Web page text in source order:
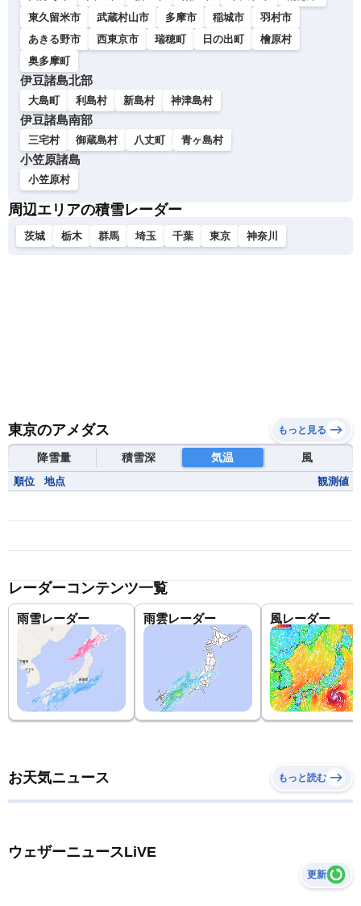
東久留米市
武蔵村山市 多摩市 稲城市
羽村市
あきる野市
西東京市 瑞穂町 日の出町
檜原村
奥多摩町
伊豆諸島北部
大島町 利島村 新島村 神津島村
伊豆諸島南部
三宅村 御蔵島村 八丈町 青ヶ島村
小笠原諸島
小笠原村
周辺エリアの積雪レーダー
茨城 栃木 群馬 埼玉 千葉 東京 神奈川
東京のアメダス もっと見る
降雪量 積雪深 気温 風
順位 地点 観測値
レーダーコンテンツ一覧
雨雪レーダー 雨雲レーダー 風レーダー
お天気ニュース もっと読む
ウェザーニュースLiVE
更新